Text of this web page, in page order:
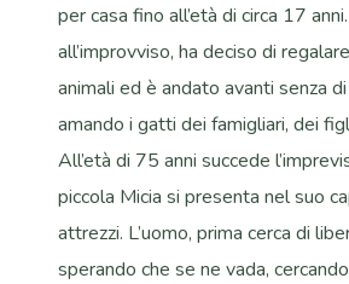
per casa fino all’età di circa 17
all’improvviso, ha deciso di
animali ed è andato avanti senza
amando i gatti dei famigliari, dei
All’età di 75 anni succede
piccola Micia si presenta nel suo
attrezzi. L’uomo, prima cerca di
sperando che se ne vada,